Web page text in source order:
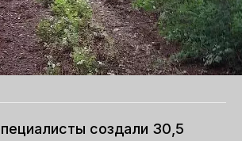
создали 30,5